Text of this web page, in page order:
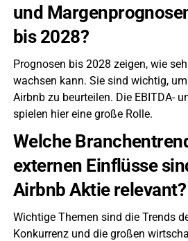
und
bis 2028?
Prognosen bis 2028 zeigen, wie
wachsen kann. Sie sind wichtig,
Airbnb zu beurteilen. Die EBITDA-
spielen hier eine große Rolle.
Welche
externen Einflüsse
Airbnb Aktie relevant?
Wichtige Themen sind die Trends
Konkurrenz und die großen